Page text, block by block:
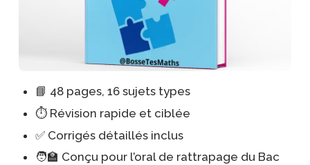
📘 48 pages, 16 sujets types
⏱️ Révision rapide et ciblée
✅ Corrigés détaillés inclus
🧑‍🏫 Conçu pour l’oral de rattrapage du Bac